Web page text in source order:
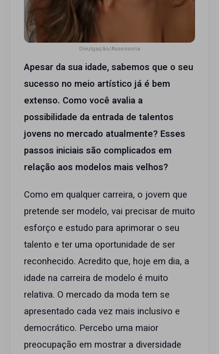
Divulgação/Assessoria
Apesar da sua idade, sabemos que o seu
sucesso no meio artístico já é bem
extenso. Como você avalia a
possibilidade da entrada de talentos
jovens no mercado atualmente? Esses
passos iniciais são complicados em
relação aos modelos mais velhos?
Como em qualquer carreira, o jovem que
pretende ser modelo, vai precisar de muito
esforço e estudo para aprimorar o seu
talento e ter uma oportunidade de ser
reconhecido. Acredito que, hoje em dia, a
idade na carreira de modelo é muito
relativa. O mercado da moda tem se
apresentado cada vez mais inclusivo e
democrático. Percebo uma maior
preocupação em mostrar a diversidade